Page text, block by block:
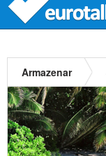
Armazenar